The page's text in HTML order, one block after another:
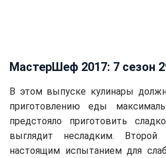
МастерШеф 2017: 7 сезон
В этом выпуске кулинары
приготовлению еды
предстояло приготовить
выглядит несладким. Второй
настоящим испытанием для